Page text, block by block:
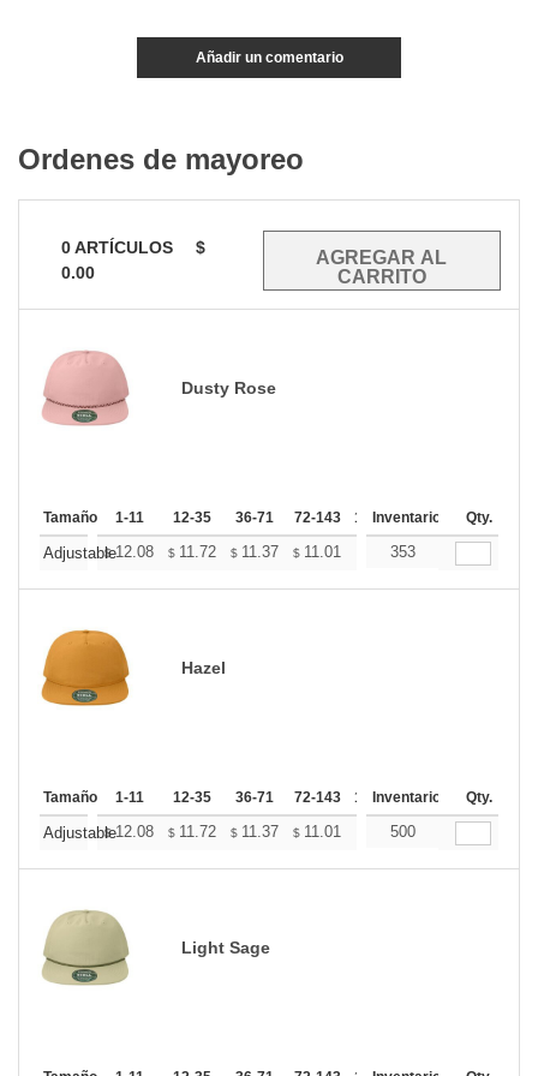
Añadir un comentario
Ordenes de mayoreo
0ARTÍCULOS
$
0.00
Dusty Rose
Tamaño 1-11 12-35 36-71 72-143 144-287 288 + Mas
Inventario Qty.
Adjustable
$12.08 $ 11.72 $ 11.37 $ 11.01 10.65
353
Hazel
Tamaño 1-11 12-35 36-71 72-143 144-287 288 + Mas
Inventario Qty.
Adjustable
$12.08 $ 11.72 $ 11.37 $ 11.01 10.65
500
Light Sage